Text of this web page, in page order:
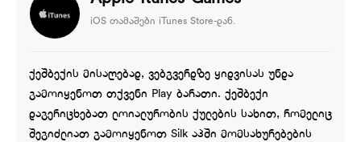
iOS თამაშები iTunes Store-დან.
ქეშბექის მისაღებად, ვებგვერდზე ყიდვისას უნდა
გამოიყენოთ თქვენი Play ბარათი. ქეშბექი
დაგერიცხებათ ლოიალურობის ქულების სახით, რომელიც
შეგიძლიათ გამოიყენოთ Silk აპში მომსახურებების